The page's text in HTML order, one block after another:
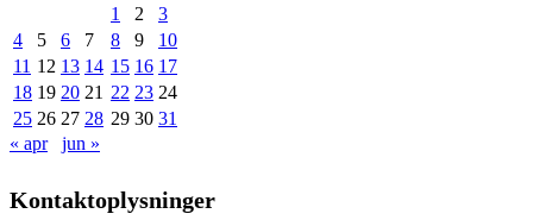
1
2
3
4
5 6 7 8 9
10
11 12 13 14 15 16 17
18 19 20 21 22 23 24
25 26 27 28 29 30 31
« apr
jun »
Kontaktoplysninger